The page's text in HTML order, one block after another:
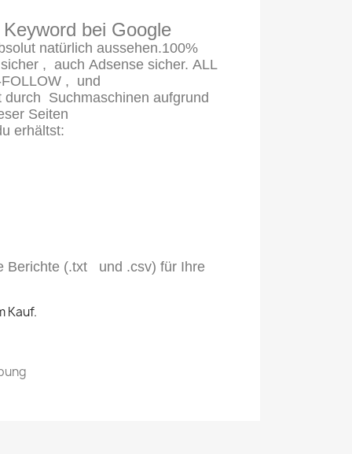
bei Google
natürlich aussehen.100%
, auch Adsense sicher. ALL
, und
durch Suchmaschinen aufgrund
Seiten
erhältst:
Berichte (.txt und .csv) für Ihre
Kauf.